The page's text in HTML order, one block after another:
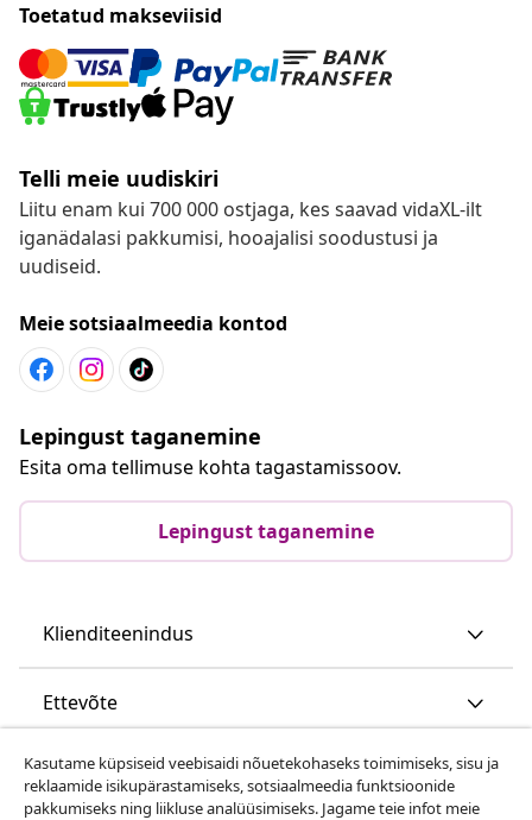
Toetatud makseviisid
Telli meie uudiskiri
Liitu enam kui 700 000 ostjaga, kes saavad vidaXL-ilt
iganädalasi pakkumisi, hooajalisi soodustusi ja
uudiseid.
Meie sotsiaalmeedia kontod
Lepingust taganemine
Esita oma tellimuse kohta tagastamissoov.
Lepingust taganemine
Klienditeenindus
Ettevõte
vidaXL
Kasutame küpsiseid veebisaidi nõuetekohaseks toimimiseks, sisu ja
reklaamide isikupärastamiseks, sotsiaalmeedia funktsioonide
pakkumiseks ning liikluse analüüsimiseks. Jagame teie infot meie